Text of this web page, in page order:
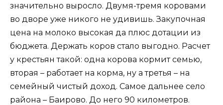
значительно выросло. Двумя-тремя коровами
во дворе уже никого не удивишь. Закупочная
цена на молоко высокая да плюс дотации из
бюджета. Держать коров стало выгодно. Расчет
у крестьян такой: одна корова кормит семью,
вторая – работает на корма, ну а третья – на
семейный чистый доход. Самое дальнее село
района – Баирово. До него 90 километров.